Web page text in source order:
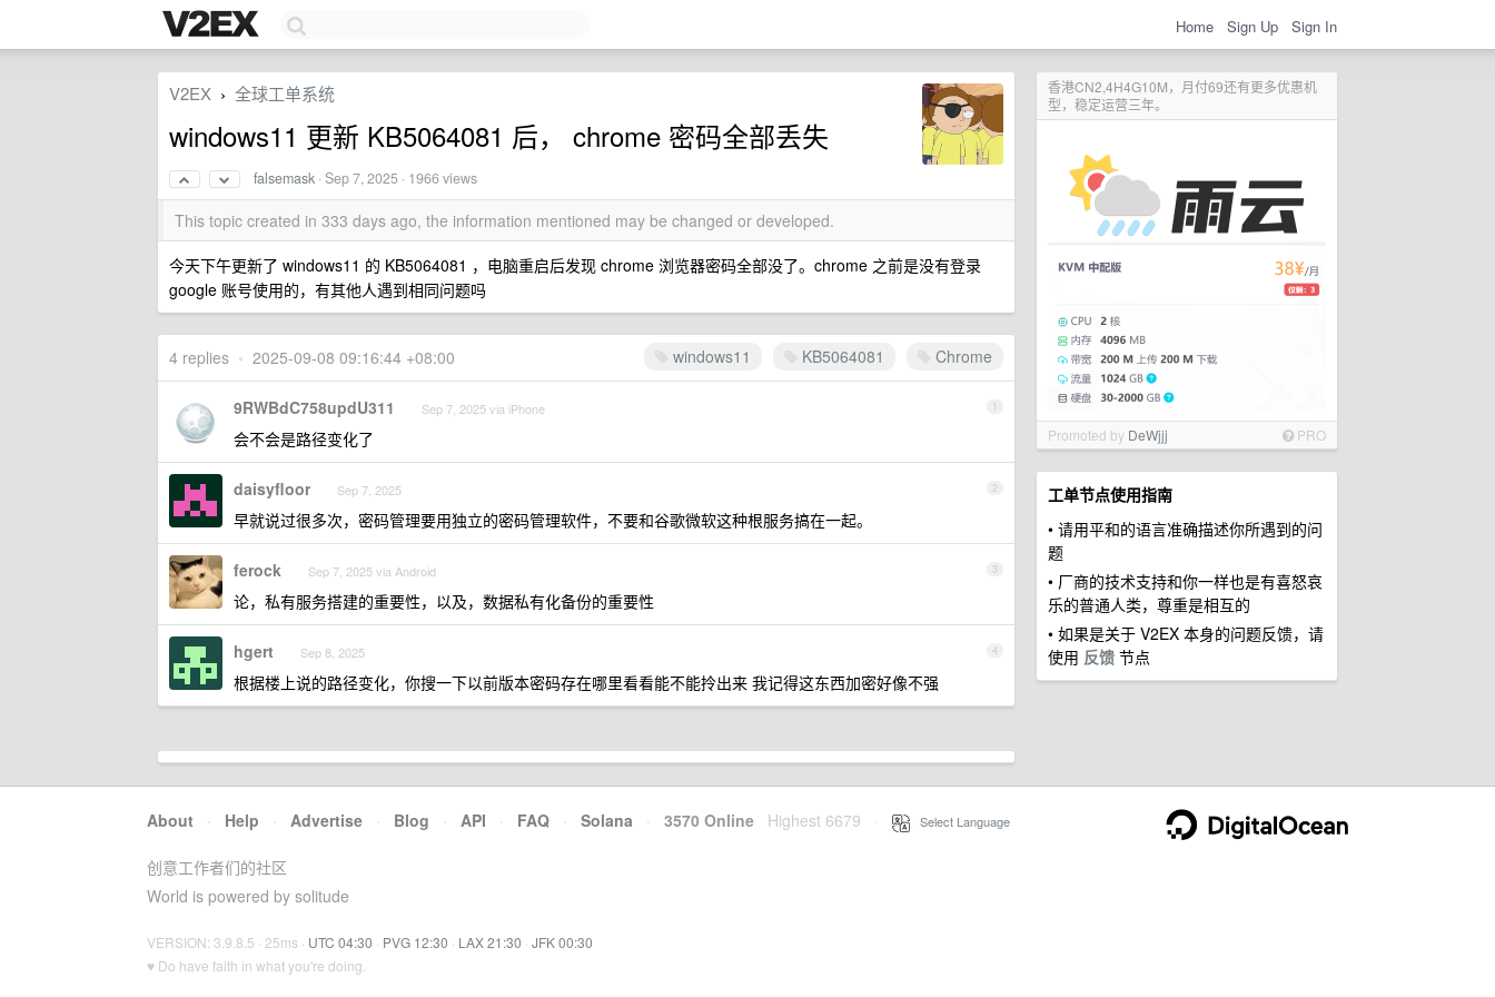
Home Sign Up Sign In
香港CN2,4H4G10M，月付69还有更多优惠机
型，稳定运营三年。
Promoted by DeWjjj PRO
工单节点使用指南
• 请用平和的语言准确描述你所遇到的问
题
• 厂商的技术支持和你一样也是有喜怒哀
乐的普通人类，尊重是相互的
• 如果是关于 V2EX 本身的问题反馈，请
使用 反馈 节点
V2EX › 全球工单系统
windows11 更新 KB5064081 后， chrome 密码全部丢失
falsemask ·Sep 7, 2025 · 1966 views
This topic created in 333 days ago, the information mentioned may be changed or developed.
今天下午更新了 windows11 的 KB5064081 ，电脑重启后发现 chrome 浏览器密码全部没了。chrome 之前是没有登录
google 账号使用的，有其他人遇到相同问题吗
windows11 KB5064081 Chrome
4 replies • 2025-09-08 09:16:44 +08:00
1
9RWBdC758updU311 Sep 7, 2025 via iPhone
会不会是路径变化了
2
daisyfloor Sep 7, 2025
早就说过很多次，密码管理要用独立的密码管理软件，不要和谷歌微软这种根服务搞在一起。
3
ferock Sep 7, 2025 via Android
论，私有服务搭建的重要性，以及，数据私有化备份的重要性
4
hgert Sep 8, 2025
根据楼上说的路径变化，你搜一下以前版本密码存在哪里看看能不能拎出来 我记得这东西加密好像不强
About · Help · Advertise · Blog · API · FAQ · Solana · 3570 Online Highest 6679 Select Language
创意工作者们的社区
World is powered by solitude
VERSION: 3.9.8.5 · 25ms · UTC 04:30 · PVG 12:30 · LAX 21:30 · JFK 00:30
♥ Do have faith in what you're doing.